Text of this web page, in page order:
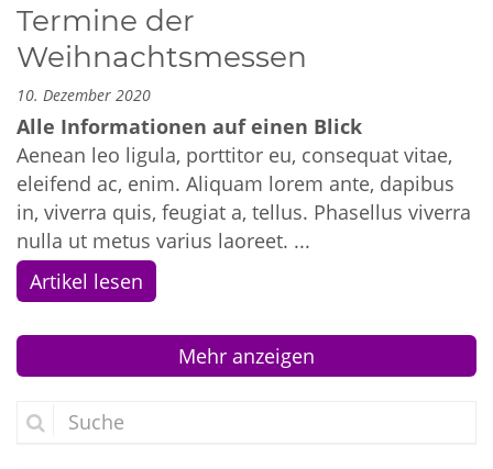
Termine der
Weihnachtsmessen
10. Dezember 2020
Alle Informationen auf einen Blick
Aenean leo ligula, porttitor eu, consequat vitae,
eleifend ac, enim. Aliquam lorem ante, dapibus
in, viverra quis, feugiat a, tellus. Phasellus viverra
nulla ut metus varius laoreet. ...
Artikel lesen
Mehr anzeigen
Suche